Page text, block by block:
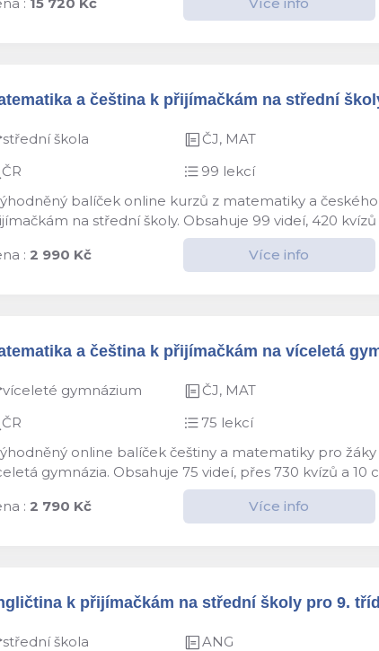
a čeština k přijímačkám na střední
střední škola ČJ, MAT
ČR
99 lekcí
balíček online kurzů z matematiky a
na střední školy. Obsahuje 99 videí, 420
: 2 990 Kč Více info
a čeština k přijímačkám na víceletá
víceleté gymnázium ČJ, MAT
ČR
75 lekcí
online balíček češtiny a matematiky pro
gymnázia. Obsahuje 75 videí, přes 730 kvízů a 10
: 2 790 Kč Více info
k přijímačkám na střední školy pro 9.
střední škola ANG